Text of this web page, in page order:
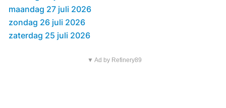
maandag 27 juli 2026
zondag 26 juli 2026
zaterdag 25 juli 2026
▼ Ad by Refinery89